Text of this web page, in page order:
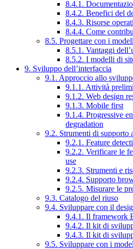
8.4.1.
8.4.2. Benefici del
8.4.3. Risorse
8.4.4. Come
8.5. Progettare con i
8.5.1. Vantaggi
8.5.2. I modelli di
9. Sviluppo dell’interfaccia
9.1. Approccio allo
9.1.1. Attività
9.1.2. Web design
9.1.3. Mobile first
9.1.4. Progressive
degradation
9.2. Strumenti di supporto
9.2.1. Feature
9.2.2. Verificare le
use
9.2.3. Strumenti e
9.2.4. Supporto
9.2.5. Misurare le
9.3. Catalogo del riuso
9.4. Sviluppare con il
9.4.1. Il framework
9.4.2. Il kit di
9.4.3. Il kit di
9.5. Sviluppare con i